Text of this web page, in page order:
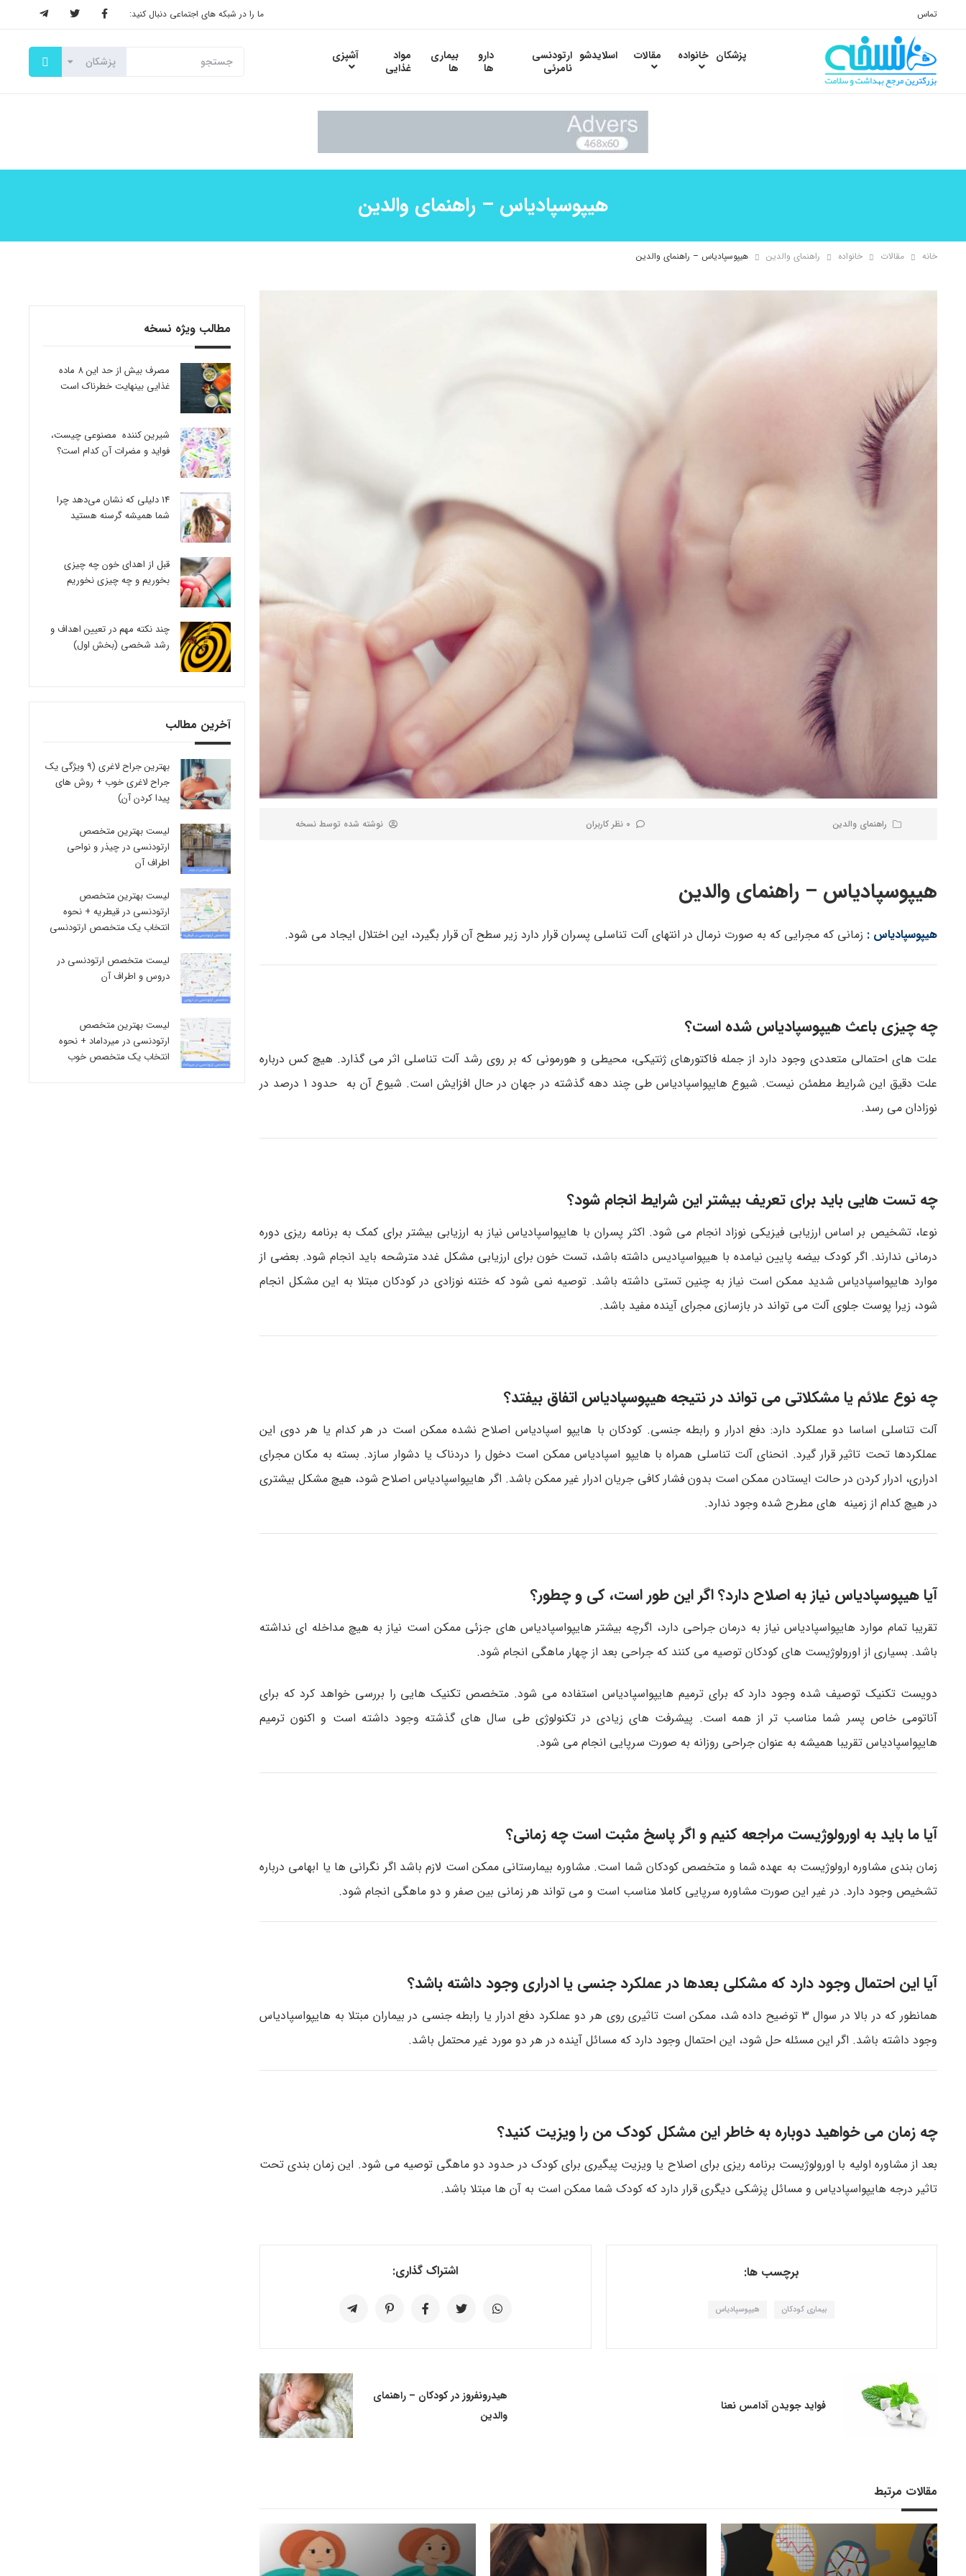
تماس ما را در شبکه های اجتماعی دنبال کنید:
پزشکان خانواده مقالات اسلایدشو ارتودنسی
نامرئی
دارو
ها
بیماری
ها
مواد
غذایی
آشپزی
هیپوسپادیاس – راهنمای والدین
خانه مقالات خانواده راهنمای والدین هیپوسپادیاس – راهنمای والدین
راهنمای والدین 0 نظر کاربران نوشته شده توسط نسخه
هیپوسپادیاس – راهنمای والدین
هیپوسپادیاس : زمانی که مجرایی که به صورت نرمال در انتهای آلت تناسلی پسران قرار دارد زیر سطح آن قرار بگیرد، این اختلال ایجاد می شود.
چه چیزی باعث هیپوسپادیاس شده است؟
علت های احتمالی متعددی وجود دارد از جمله فاکتورهای ژنتیکی، محیطی و هورمونی که بر روی رشد آلت تناسلی اثر می گذارد. هیچ کس درباره
علت دقیق این شرایط مطمئن نیست. شیوع هایپواسپادیاس طی چند دهه گذشته در جهان در حال افزایش است. شیوع آن به حدود 1 درصد در
نوزادان می رسد.
چه تست هایی باید برای تعریف بیشتر این شرایط انجام شود؟
نوعا، تشخیص بر اساس ارزیابی فیزیکی نوزاد انجام می شود. اکثر پسران با هایپواسپادیاس نیاز به ارزیابی بیشتر برای کمک به برنامه ریزی دوره
درمانی ندارند. اگر کودک بیضه پایین نیامده با هیپواسپادیس داشته باشد، تست خون برای ارزیابی مشکل غدد مترشحه باید انجام شود. بعضی از
موارد هایپواسپادیاس شدید ممکن است نیاز به چنین تستی داشته باشد. توصیه نمی شود که ختنه نوزادی در کودکان مبتلا به این مشکل انجام
شود، زیرا پوست جلوی آلت می تواند در بازسازی مجرای آینده مفید باشد.
چه نوع علائم یا مشکلاتی می تواند در نتیجه هیپوسپادیاس اتفاق بیفتد؟
آلت تناسلی اساسا دو عملکرد دارد: دفع ادرار و رابطه جنسی. کودکان با هایپو اسپادیاس اصلاح نشده ممکن است در هر کدام یا هر دوی این
عملکردها تحت تاثیر قرار گیرد. انحنای آلت تناسلی همراه با هایپو اسپادیاس ممکن است دخول را دردناک یا دشوار سازد. بسته به مکان مجرای
ادراری، ادرار کردن در حالت ایستادن ممکن است بدون فشار کافی جریان ادرار غیر ممکن باشد. اگر هایپواسپادیاس اصلاح شود، هیچ مشکل بیشتری
در هیچ کدام از زمینه های مطرح شده وجود ندارد.
آیا هیپوسپادیاس نیاز به اصلاح دارد؟ اگر این طور است، کی و چطور؟
تقریبا تمام موارد هایپواسپادیاس نیاز به درمان جراحی دارد، اگرچه بیشتر هایپواسپادیاس های جزئی ممکن است نیاز به هیچ مداخله ای نداشته
باشد. بسیاری از اورولوژیست های کودکان توصیه می کنند که جراحی بعد از چهار ماهگی انجام شود.
دویست تکنیک توصیف شده وجود دارد که برای ترمیم هایپواسپادیاس استفاده می شود. متخصص تکنیک هایی را بررسی خواهد کرد که برای
آناتومی خاص پسر شما مناسب تر از همه است. پیشرفت های زیادی در تکنولوژی طی سال های گذشته وجود داشته است و اکنون ترمیم
هایپواسپادیاس تقریبا همیشه به عنوان جراحی روزانه به صورت سرپایی انجام می شود.
آیا ما باید به اورولوژیست مراجعه کنیم و اگر پاسخ مثبت است چه زمانی؟
زمان بندی مشاوره ارولوژیست به عهده شما و متخصص کودکان شما است. مشاوره بیمارستانی ممکن است لازم باشد اگر نگرانی ها یا ابهامی درباره
تشخیص وجود دارد. در غیر این صورت مشاوره سرپایی کاملا مناسب است و می تواند هر زمانی بین صفر و دو ماهگی انجام شود.
آیا این احتمال وجود دارد که مشکلی بعدها در عملکرد جنسی یا ادراری وجود داشته باشد؟
همانطور که در بالا در سوال 3 توضیح داده شد، ممکن است تاثیری روی هر دو عملکرد دفع ادرار یا رابطه جنسی در بیماران مبتلا به هایپواسپادیاس
وجود داشته باشد. اگر این مسئله حل شود، این احتمال وجود دارد که مسائل آینده در هر دو مورد غیر محتمل باشد.
چه زمان می خواهید دوباره به خاطر این مشکل کودک من را ویزیت کنید؟
بعد از مشاوره اولیه با اورولوژیست برنامه ریزی برای اصلاح یا ویزیت پیگیری برای کودک در حدود دو ماهگی توصیه می شود. این زمان بندی تحت
تاثیر درجه هایپواسپادیاس و مسائل پزشکی دیگری قرار دارد که کودک شما ممکن است به آن ها مبتلا باشد.
برچسب ها:
بیماری کودکان هیپوسپادیاس
اشتراک گذاری:
فواید جویدن آدامس نعنا
هیدرونفروز در کودکان – راهنمای
والدین
مقالات مرتبط
مطالب ویژه نسخه
مصرف بیش از حد این 8 ماده
غذایی بینهایت خطرناک است
شیرین کننده مصنوعی چیست،
فواید و مضرات آن کدام است؟
14 دلیلی که نشان می‌دهد چرا
شما همیشه گرسنه هستید
قبل از اهدای خون چه چیزی
بخوریم و چه چیزی نخوریم
چند نکته مهم در تعیین اهداف و
رشد شخصی (بخش اول)
آخرین مطالب
بهترین جراح لاغری (9 ویژگی یک
جراح لاغری خوب + روش های
پیدا کردن آن)
لیست بهترین متخصص
ارتودنسی در چیذر و نواحی
اطراف آن
لیست بهترین متخصص
ارتودنسی در قیطریه + نحوه
انتخاب یک متخصص ارتودنسی
لیست متخصص ارتودنسی در
دروس و اطراف آن
لیست بهترین متخصص
ارتودنسی در میرداماد + نحوه
انتخاب یک متخصص خوب